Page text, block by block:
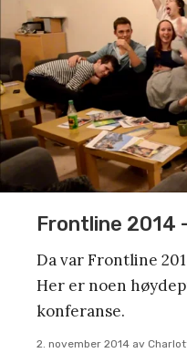
Frontline 2014
Da var Frontline
Her er noen
konferanse.
2. november 2014 av